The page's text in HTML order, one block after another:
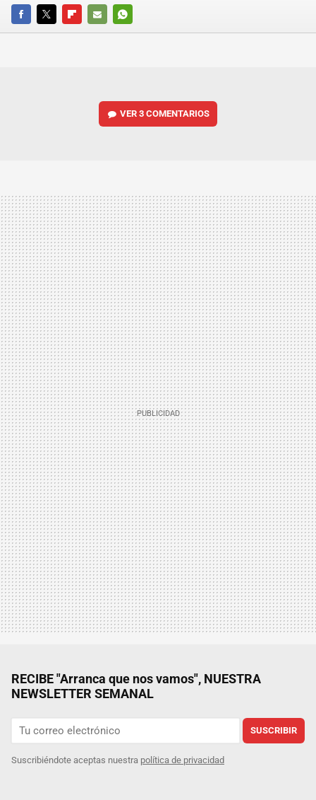
FACEBOOKTWITTERFLIPBOARD
E-
WHATSAPP
VER3 COMENTARIOS
RECIBE "Arranca que nos vamos", NUESTRA
NEWSLETTER SEMANAL
SUSCRIBIR
Suscribiéndote aceptas nuestra política de privacidad